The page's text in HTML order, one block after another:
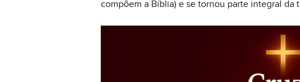
compõem a Bíblia) e se tornou parte integral da